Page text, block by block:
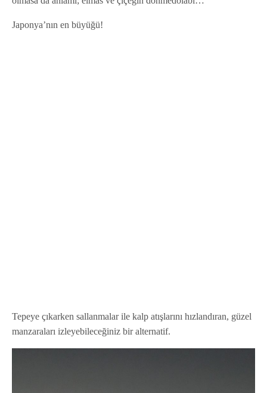
Japonya’nın en büyüğü!
Tepeye çıkarken sallanmalar ile kalp atışlarını hızlandıran, güzel
manzaraları izleyebileceğiniz bir alternatif.